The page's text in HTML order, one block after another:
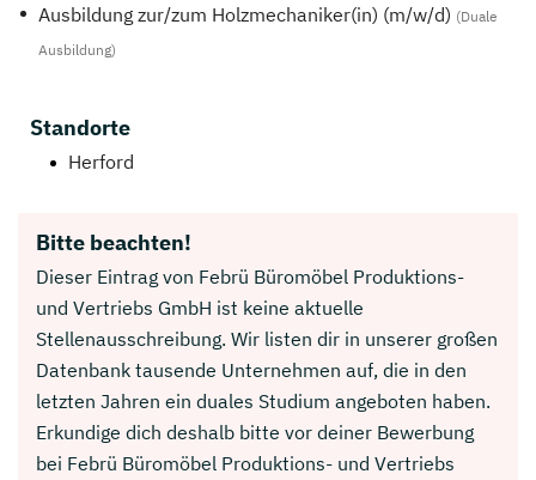
Ausbildung zur/zum Holzmechaniker(in) (m/w/d) (Duale
Ausbildung)
Standorte
Herford
Bitte beachten!
Dieser Eintrag von Febrü Büromöbel Produktions-
und Vertriebs GmbH ist keine aktuelle
Stellenausschreibung. Wir listen dir in unserer großen
Datenbank tausende Unternehmen auf, die in den
letzten Jahren ein duales Studium angeboten haben.
Erkundige dich deshalb bitte vor deiner Bewerbung
bei Febrü Büromöbel Produktions- und Vertriebs